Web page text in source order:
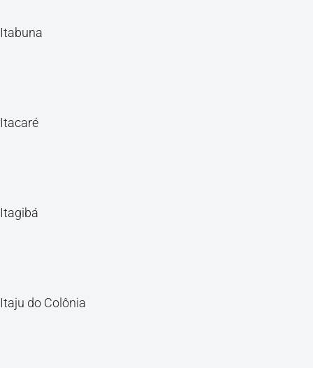
Itabuna
Itacaré
Itagibá
Itaju do Colônia